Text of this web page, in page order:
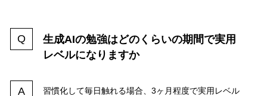
生成AIの勉強はどのくらいの期間で実用
レベルになりますか
習慣化して毎日触れる場合、3ヶ月程度で実用レベル